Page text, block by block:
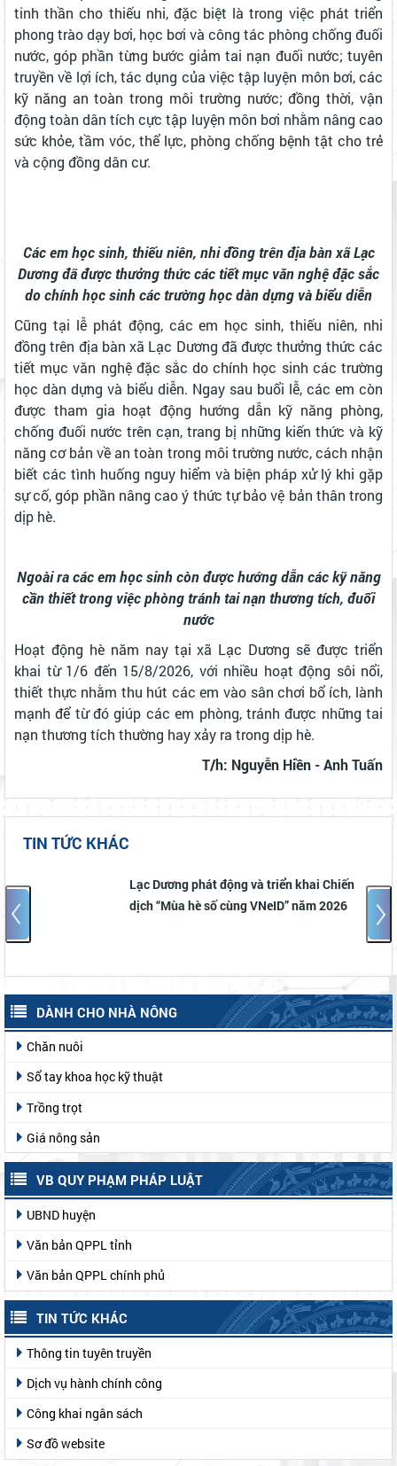
tinh thần cho thiếu nhi, đặc biệt là trong việc phát triển
phong trào dạy bơi, học bơi và công tác phòng chống đuối
nước, góp phần từng bước giảm tai nạn đuối nước; tuyên
truyền về lợi ích, tác dụng của việc tập luyện môn bơi, các
kỹ năng an toàn trong môi trường nước; đồng thời, vận
động toàn dân tích cực tập luyện môn bơi nhằm nâng cao
sức khỏe, tầm vóc, thể lực, phòng chống bệnh tật cho trẻ
và cộng đồng dân cư.
Các em học sinh, thiếu niên, nhi đồng trên địa bàn xã Lạc
Dương đã được thưởng thức các tiết mục văn nghệ đặc sắc
do chính học sinh các trường học dàn dựng và biểu diễn
Cũng tại lễ phát động, các em học sinh, thiếu niên, nhi
đồng trên địa bàn xã Lạc Dương đã được thưởng thức các
tiết mục văn nghệ đặc sắc do chính học sinh các trường
học dàn dựng và biểu diễn. Ngay sau buổi lễ, các em còn
được tham gia hoạt động hướng dẫn kỹ năng phòng,
chống đuối nước trên cạn, trang bị những kiến thức và kỹ
năng cơ bản về an toàn trong môi trường nước, cách nhận
biết các tình huống nguy hiểm và biện pháp xử lý khi gặp
sự cố, góp phần nâng cao ý thức tự bảo vệ bản thân trong
dịp hè.
Ngoài ra các em học sinh còn được hướng dẫn các kỹ năng
cần thiết trong việc phòng tránh tai nạn thương tích, đuối
nước
Hoạt động hè năm nay tại xã Lạc Dương sẽ được triển
khai từ 1/6 đến 15/8/2026, với nhiều hoạt động sôi nổi,
thiết thực nhằm thu hút các em vào sân chơi bổ ích, lành
mạnh để từ đó giúp các em phòng, tránh được những tai
nạn thương tích thường hay xảy ra trong dịp hè.
T/h: Nguyễn Hiền - Anh Tuấn
TIN TỨC KHÁC
Lạc Dương phát động và triển khai Chiến
dịch “Mùa hè số cùng VNeID” năm 2026
DÀNH CHO NHÀ NÔNG
Chăn nuôi
Sổ tay khoa học kỹ thuật
Trồng trọt
Giá nông sản
VB QUY PHẠM PHÁP LUẬT
UBND huyện
Văn bản QPPL tỉnh
Văn bản QPPL chính phủ
TIN TỨC KHÁC
Thông tin tuyên truyền
Dịch vụ hành chính công
Công khai ngân sách
Sơ đồ website